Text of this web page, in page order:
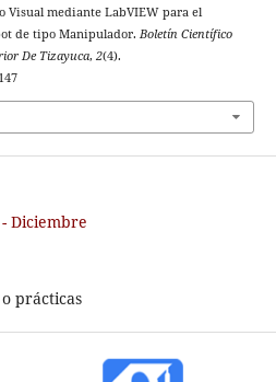
Visual mediante LabVIEW para el
de tipo Manipulador. Boletín Científico
De Tizayuca, 2(4).
Diciembre
prácticas